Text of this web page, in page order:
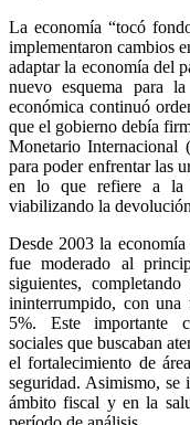
La economía “tocó
implementaron cambios
adaptar la economía del
nuevo esquema para
económica continuó
que el gobierno debía
Monetario Internacional
para poder enfrentar las
en lo que refiere a la
viabilizando la
Desde 2003 la
fue moderado al
siguientes,
ininterrumpido, con una
5%. Este importante
sociales que buscaban
el fortalecimiento de
seguridad. Asimismo, se
ámbito fiscal y en la